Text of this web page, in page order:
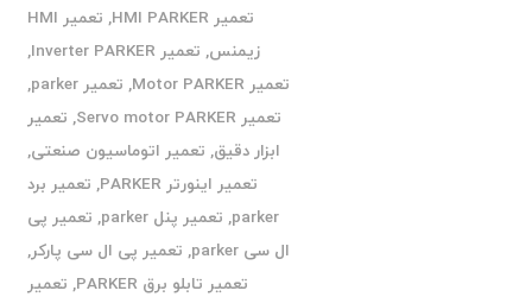
تعمیر HMI PARKER
,
تعمیر HMI
زیمنس, تعمیر Inverter PARKER
,
تعمیر Motor PARKER
, تعمیر parker
,
تعمیر Servo motor PARKER
, تعمیر
ابزار دقیق, تعمیر اتوماسیون صنعتی,
تعمیر اینورتر PARKER
, تعمیر برد
parker
, تعمیر پنل parker , تعمیر پی
ال سی parker
, تعمیر پی ال سی پارکر,
تعمیر تابلو برق PARKER
, تعمیر